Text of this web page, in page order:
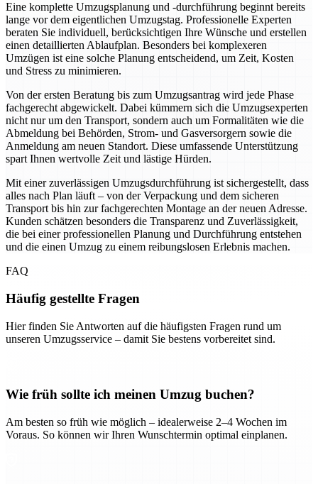
Eine komplette Umzugsplanung und -durchführung beginnt bereits
lange vor dem eigentlichen Umzugstag. Professionelle Experten
beraten Sie individuell, berücksichtigen Ihre Wünsche und erstellen
einen detaillierten Ablaufplan. Besonders bei komplexeren
Umzügen ist eine solche Planung entscheidend, um Zeit, Kosten
und Stress zu minimieren.
Von der ersten Beratung bis zum Umzugsantrag wird jede Phase
fachgerecht abgewickelt. Dabei kümmern sich die Umzugsexperten
nicht nur um den Transport, sondern auch um Formalitäten wie die
Abmeldung bei Behörden, Strom- und Gasversorgern sowie die
Anmeldung am neuen Standort. Diese umfassende Unterstützung
spart Ihnen wertvolle Zeit und lästige Hürden.
Mit einer zuverlässigen Umzugsdurchführung ist sichergestellt, dass
alles nach Plan läuft – von der Verpackung und dem sicheren
Transport bis hin zur fachgerechten Montage an der neuen Adresse.
Kunden schätzen besonders die Transparenz und Zuverlässigkeit,
die bei einer professionellen Planung und Durchführung entstehen
und die einen Umzug zu einem reibungslosen Erlebnis machen.
FAQ
Häufig gestellte Fragen
Hier finden Sie Antworten auf die häufigsten Fragen rund um
unseren Umzugsservice – damit Sie bestens vorbereitet sind.
Wie früh sollte ich meinen Umzug buchen?
Am besten so früh wie möglich – idealerweise 2–4 Wochen im
Voraus. So können wir Ihren Wunschtermin optimal einplanen.